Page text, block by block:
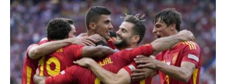
menjaga kebugaran dan kekompakan. Jalan Berutu,
S.Pd, MM, sekretaris Daerah Pakpak Bharat yang
mewakili Bupati dalam pengarahan pagi ini, mengajak